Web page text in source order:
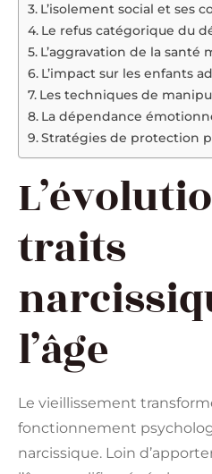
L’isolement social et ses
Le refus catégorique du
L’aggravation de la santé
L’impact sur les enfants
Les techniques de
La dépendance
Stratégies de protection
traits
l’âge
Le vieillissement
fonctionnement
narcissique. Loin